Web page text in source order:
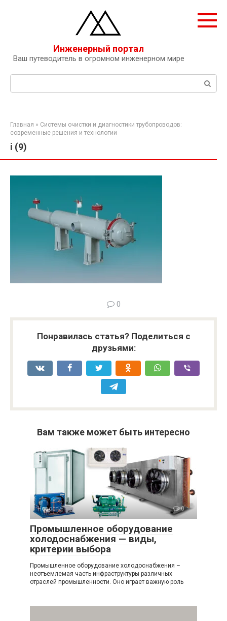
Инженерный портал
Ваш путеводитель в огромном инженерном мире
Поиск:
Главная » Системы очистки и диагностики трубопроводов:
современные решения и технологии
i (9)
0
Понравилась статья? Поделиться с
друзьями:
Вам также может быть интересно
Новости 0
Промышленное оборудование
холодоснабжения — виды,
критерии выбора
Промышленное оборудование холодоснабжения –
неотъемлемая часть инфраструктуры различных
отраслей промышленности. Оно играет важную роль